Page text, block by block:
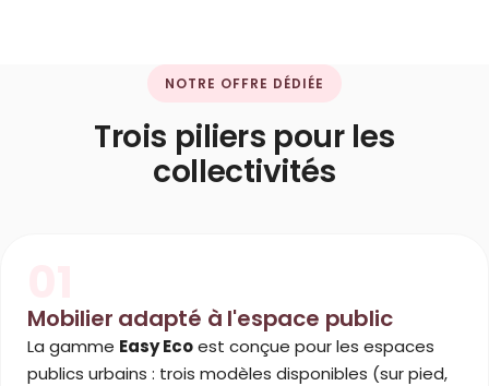
NOTRE OFFRE DÉDIÉE
Trois piliers pour les
collectivités
Mobilier adapté à l'espace public
La gamme Easy Ecoest conçue pour les espaces
publics urbains : trois modèles disponibles (sur pied,